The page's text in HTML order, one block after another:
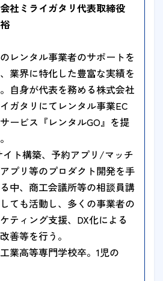
社ミライガタリ代表取締役
レンタル事業者のサポートを
業界に特化した豊富な実績を
自身が代表を務める株式会社
ガタリにてレンタル事業EC
ービス『レンタルGO』を提
イト構築、予約アプリ/マッチ
プリ等のプロダクト開発を手
中、商工会議所等の相談員講
ても活動し、多くの事業者の
ティング支援、DX化による
善等を行う。
業高等専門学校卒。1児の